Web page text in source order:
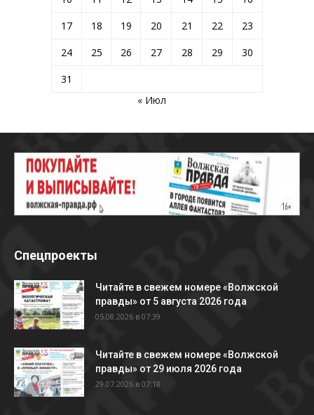
17
18 19 20 21 22
23
24
25 26 27 28 29
30
31
« Июл
Спецпроекты
Читайте в свежем номере «Волжской
правды» от 5 августа 2026 года
05.08.2026 в 07:39
Читайте в свежем номере «Волжской
правды» от 29 июля 2026 года
29.07.2026 в 07:18